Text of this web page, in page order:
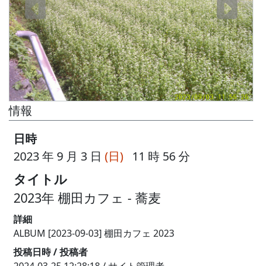
情報
日時
2023 年 9 月 3 日 (日) 11 時 56 分
タイトル
2023年 棚田カフェ - 蕎麦
詳細
ALBUM [2023-09-03] 棚田カフェ 2023
投稿日時 / 投稿者